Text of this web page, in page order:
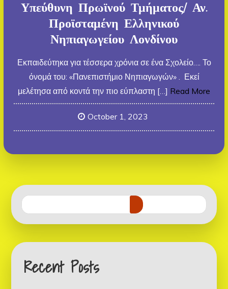
Υπεύθυνη Πρωϊνού Τμήματος/ Αν.
Προϊσταμένη Ελληνικού
Νηπιαγωγείου Λονδίνου
Εκπαιδεύτηκα για τέσσερα χρόνια σε ένα Σχολείο…. Το
όνομά του: «Πανεπιστήμιο Νηπιαγωγών» . Εκεί
μελέτησα από κοντά την πιο εύπλαστη […] Read More
October 1, 2023
Recent Posts